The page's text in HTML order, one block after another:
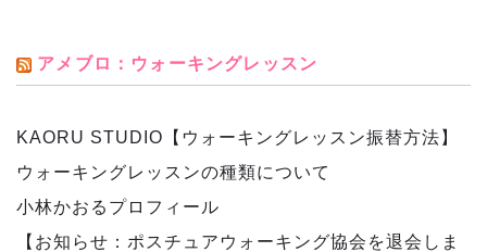
アメブロ：ウォーキングレッスン
KAORU STUDIO【ウォーキングレッスン振替方法】
ウォーキングレッスンの種類について
小林かおるプロフィール
【お知らせ：ポスチュアウォーキング協会を退会しま